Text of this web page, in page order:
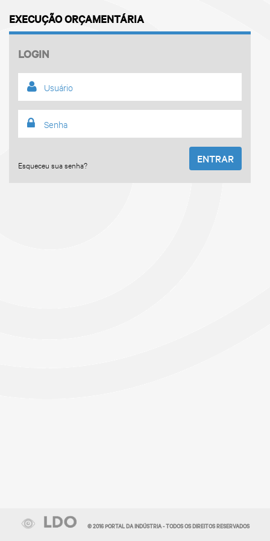
EXECUÇÃO ORÇAMENTÁRIA
LOGIN
ENTRAR
Esqueceu sua senha?
© 2016 PORTAL DA INDÚSTRIA - TODOS OS DIREITOS RESERVADOS